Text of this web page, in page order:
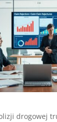
drogowej